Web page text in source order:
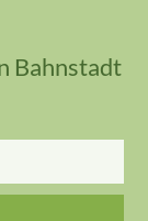
Bahnstadt